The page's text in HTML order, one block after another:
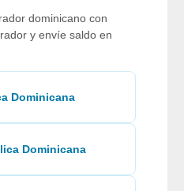
dominicano con
y envíe saldo en
Dominicana
Dominicana